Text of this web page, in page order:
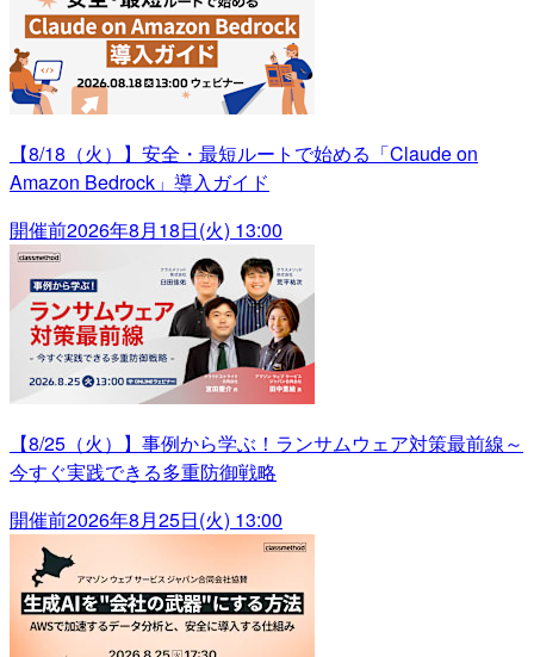
【8/18（火）】安全・最短ルートで始める「Claude on
Amazon Bedrock」導入ガイド
開催前2026年8月18日(火) 13:00
【8/25（火）】事例から学ぶ！ランサムウェア対策最前線～
今すぐ実践できる多重防御戦略
開催前2026年8月25日(火) 13:00